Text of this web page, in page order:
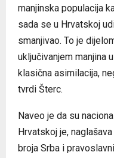
manjinska populacija
sada se u Hrvatskoj
smanjivao. To je
uključivanjem manjina
klasična asimilacija,
tvrdi Šterc.
Naveo je da su
Hrvatskoj je,
broja Srba i